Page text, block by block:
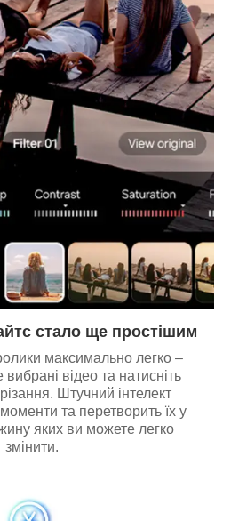
стало ще простішим
максимально легко –
відео та натисніть
Штучний інтелект
та перетворить їх у
яких ви можете легко
змінити.